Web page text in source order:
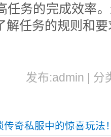
任务的完成效率
解任务的规则和
发布:admin | 分
奇私服中的惊喜玩法